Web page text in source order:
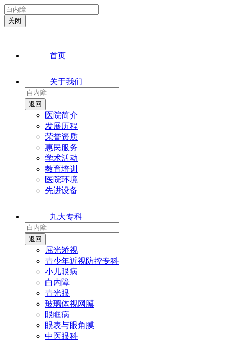
首页
关于我们
医院简介
发展历程
荣誉资质
惠民服务
学术活动
教育培训
医院环境
先进设备
九大专科
屈光矫视
青少年近视防控专科
小儿眼病
白内障
青光眼
玻璃体视网膜
眼眶病
眼表与眼角膜
中医眼科